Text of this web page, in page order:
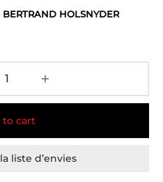
HOLSNYDER
to cart
liste d’envies